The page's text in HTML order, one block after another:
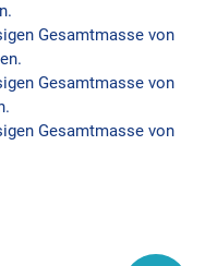
Gesamtmasse von
Gesamtmasse von
Gesamtmasse von